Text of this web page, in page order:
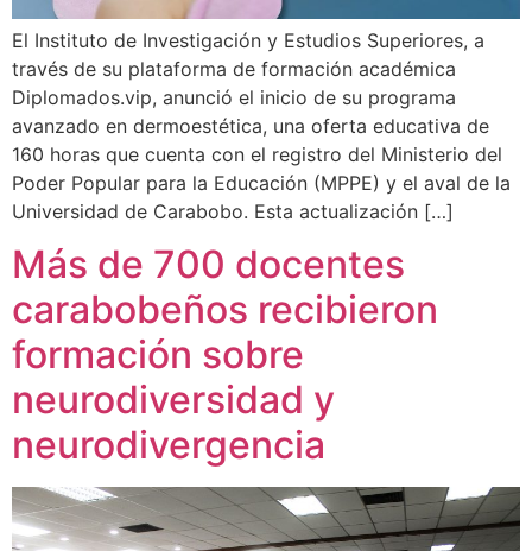
El Instituto de Investigación y Estudios Superiores, a
través de su plataforma de formación académica
Diplomados.vip, anunció el inicio de su programa
avanzado en dermoestética, una oferta educativa de
160 horas que cuenta con el registro del Ministerio del
Poder Popular para la Educación (MPPE) y el aval de la
Universidad de Carabobo. Esta actualización […]
Más de 700 docentes
carabobeños recibieron
formación sobre
neurodiversidad y
neurodivergencia